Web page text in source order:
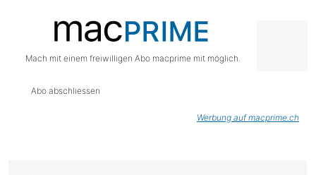
Mach mit einem freiwilligen Abo macprime mit möglich.
Abo abschliessen
Werbung auf macprime.ch